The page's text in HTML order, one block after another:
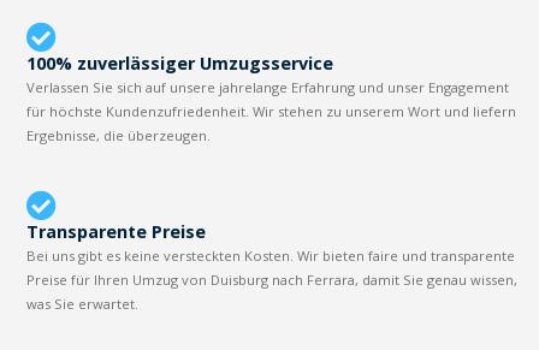
100% zuverlässiger Umzugsservice
Verlassen Sie sich auf unsere jahrelange Erfahrung und unser Engagement
für höchste Kundenzufriedenheit. Wir stehen zu unserem Wort und liefern
Ergebnisse, die überzeugen.
Transparente Preise
Bei uns gibt es keine versteckten Kosten. Wir bieten faire und transparente
Preise für Ihren Umzug von Duisburg nach Ferrara, damit Sie genau wissen,
was Sie erwartet.